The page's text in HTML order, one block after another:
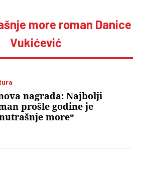
more roman Danice
Vukićević
nagrada: Najbolji
prošle godine je
more“